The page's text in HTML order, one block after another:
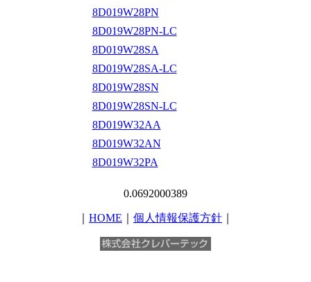
8D019W28PN
8D019W28PN-LC
8D019W28SA
8D019W28SA-LC
8D019W28SN
8D019W28SN-LC
8D019W32AA
8D019W32AN
8D019W32PA
0.0692000389
HOME 個人情報保護方針